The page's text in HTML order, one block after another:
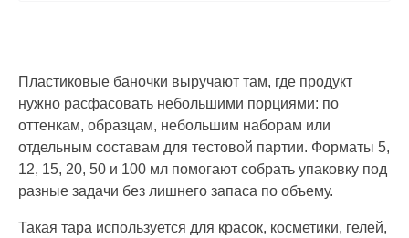
Пластиковые баночки выручают там, где продукт
нужно расфасовать небольшими порциями: по
оттенкам, образцам, небольшим наборам или
отдельным составам для тестовой партии. Форматы 5,
12, 15, 20, 50 и 100 мл помогают собрать упаковку под
разные задачи без лишнего запаса по объему.
Такая тара используется для красок, косметики, гелей,